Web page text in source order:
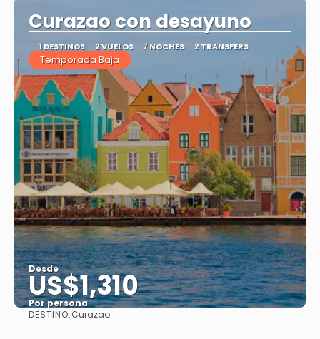
Curazao con desayuno
1 DESTINOS 2 VUELOS 7 NOCHES 2 TRANSFERS
Temporada Baja
Desde
US$1,310
Por persona
DESTINO:Curazao